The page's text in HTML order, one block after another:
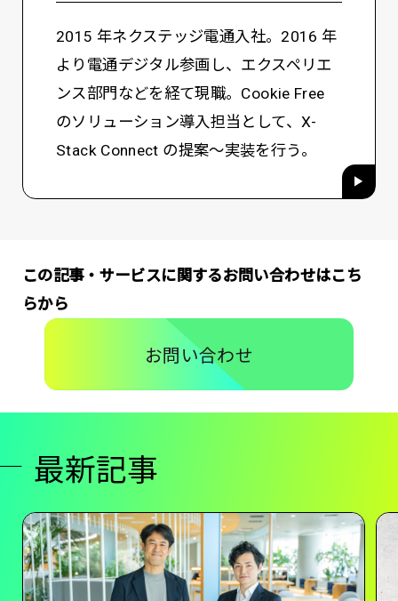
2015 年ネクステッジ電通入社。2016 年
より電通デジタル参画し、エクスペリエ
ンス部門などを経て現職。Cookie Free
のソリューション導入担当として、X-
Stack Connect の提案～実装を行う。
この記事・サービスに関するお問い合わせはこち
らから
お問い合わせ
最新記事